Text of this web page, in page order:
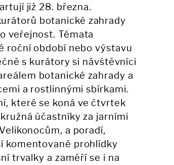
již 28. března.
botanické zahrady
veřejnost. Témata
roční období nebo výstavu
s kurátory si návštěvníci
botanické zahrady a
a rostlinnými sbírkami.
které se koná ve čtvrtek
účastníky za jarními
a poradí,
komentované prohlídky
trvalky a zaměří se i na